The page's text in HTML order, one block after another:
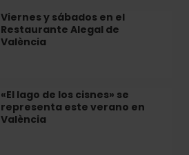
Viernes y sábados en el
Restaurante Alegal de
València
«El lago de los cisnes» se
representa este verano en
València